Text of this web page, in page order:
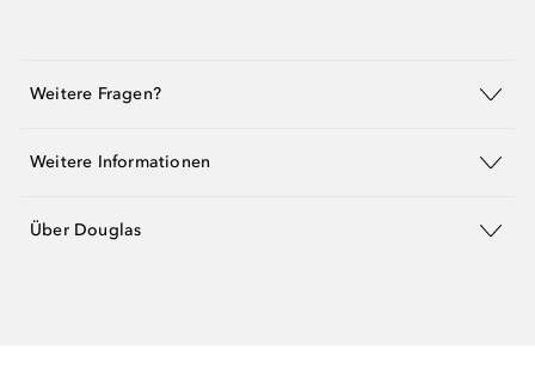
Weitere Fragen?
Weitere Informationen
Über Douglas